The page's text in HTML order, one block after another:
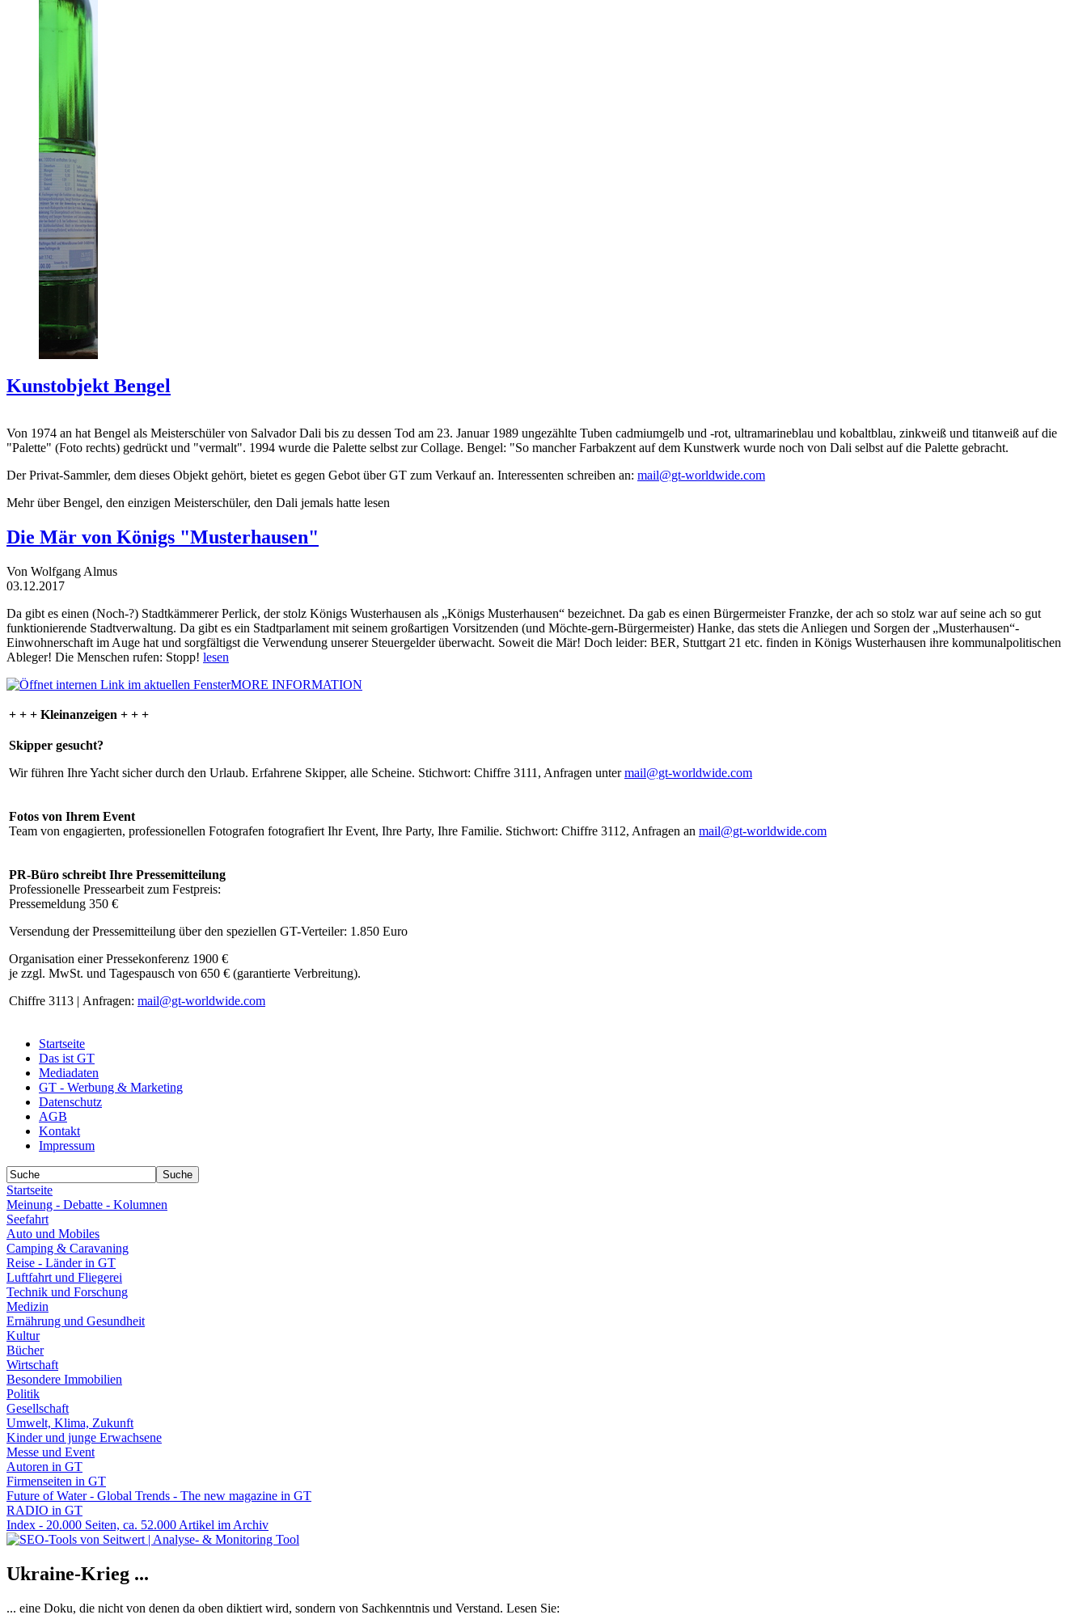
Kunstobjekt Bengel
Von 1974 an hat Bengel als Meisterschüler von Salvador Dali bis zu dessen Tod am 23. Januar 1989 ungezählte Tuben cadmiumgelb und -rot, ultramarineblau und kobaltblau, zinkweiß und titanweiß auf die
"Palette" (Foto rechts) gedrückt und "vermalt". 1994 wurde die Palette selbst zur Collage. Bengel: "So mancher Farbakzent auf dem Kunstwerk wurde noch von Dali selbst auf die Palette gebracht.
Der Privat-Sammler, dem dieses Objekt gehört, bietet es gegen Gebot über GT zum Verkauf an. Interessenten schreiben an: mail@gt-worldwide.com
Mehr über Bengel, den einzigen Meisterschüler, den Dali jemals hatte lesen
Die Mär von Königs "Musterhausen"
Von Wolfgang Almus
03.12.2017
Da gibt es einen (Noch-?) Stadtkämmerer Perlick, der stolz Königs Wusterhausen als „Königs Musterhausen“ bezeichnet. Da gab es einen Bürgermeister Franzke, der ach so stolz war auf seine ach so gut
funktionierende Stadtverwaltung. Da gibt es ein Stadtparlament mit seinem großartigen Vorsitzenden (und Möchte-gern-Bürgermeister) Hanke, das stets die Anliegen und Sorgen der „Musterhausen“-
Einwohnerschaft im Auge hat und sorgfältigst die Verwendung unserer Steuergelder überwacht. Soweit die Mär! Doch leider: BER, Stuttgart 21 etc. finden in Königs Wusterhausen ihre kommunalpolitischen
Ableger! Die Menschen rufen: Stopp! lesen
MORE INFORMATION
+ + + Kleinanzeigen + + +
Skipper gesucht?
Wir führen Ihre Yacht sicher durch den Urlaub. Erfahrene Skipper, alle Scheine. Stichwort: Chiffre 3111, Anfragen untermail@gt-worldwide.com
Fotos von Ihrem Event
Team von engagierten, professionellen Fotografen fotografiert Ihr Event, Ihre Party, Ihre Familie. Stichwort: Chiffre 3112, Anfragen an mail@gt-worldwide.com
PR-Büro schreibt Ihre Pressemitteilung
Professionelle Pressearbeit zum Festpreis:
Pressemeldung 350 €
Versendung der Pressemitteilung über den speziellen GT-Verteiler: 1.850 Euro
Organisation einer Pressekonferenz 1900 €
je zzgl. MwSt. und Tagespausch von 650 € (garantierte Verbreitung).
Chiffre 3113 | Anfragen: mail@gt-worldwide.com
Startseite
Das ist GT
Mediadaten
GT - Werbung & Marketing
Datenschutz
AGB
Kontakt
Impressum
Startseite
Meinung - Debatte - Kolumnen
Seefahrt
Auto und Mobiles
Camping & Caravaning
Reise - Länder in GT
Luftfahrt und Fliegerei
Technik und Forschung
Medizin
Ernährung und Gesundheit
Kultur
Bücher
Wirtschaft
Besondere Immobilien
Politik
Gesellschaft
Umwelt, Klima, Zukunft
Kinder und junge Erwachsene
Messe und Event
Autoren in GT
Firmenseiten in GT
Future of Water - Global Trends - The new magazine in GT
RADIO in GT
Index - 20.000 Seiten, ca. 52.000 Artikel im Archiv
Ukraine-Krieg ...
... eine Doku, die nicht von denen da oben diktiert wird, sondern von Sachkenntnis und Verstand. Lesen Sie: